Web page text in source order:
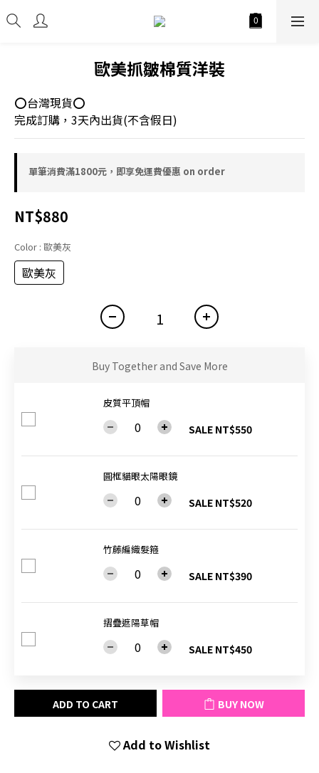
歐美抓皺棉質洋裝
⭕台灣現貨⭕
完成訂購，3天內出貨(不含假日)
單筆消費滿1800元，即享免運費優惠 on order
NT$880
Color : 歐美灰
歐美灰
Buy Together and Save More
皮質平頂帽
SALE NT$550
圓框貓眼太陽眼鏡
SALE NT$520
竹藤編織髮箍
SALE NT$390
摺疊遮陽草帽
SALE NT$450
ADD TO CART BUY NOW
Add to Wishlist